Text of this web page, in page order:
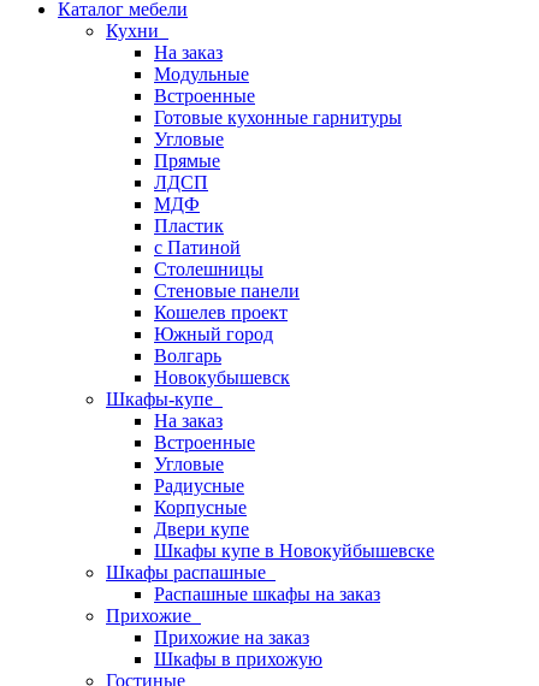
Каталог мебели
Кухни
На заказ
Модульные
Встроенные
Готовые кухонные гарнитуры
Угловые
Прямые
ЛДСП
МДФ
Пластик
с Патиной
Столешницы
Стеновые панели
Кошелев проект
Южный город
Волгарь
Новокубышевск
Шкафы-купе
На заказ
Встроенные
Угловые
Радиусные
Корпусные
Двери купе
Шкафы купе в Новокуйбышевске
Шкафы распашные
Распашные шкафы на заказ
Прихожие
Прихожие на заказ
Шкафы в прихожую
Гостиные